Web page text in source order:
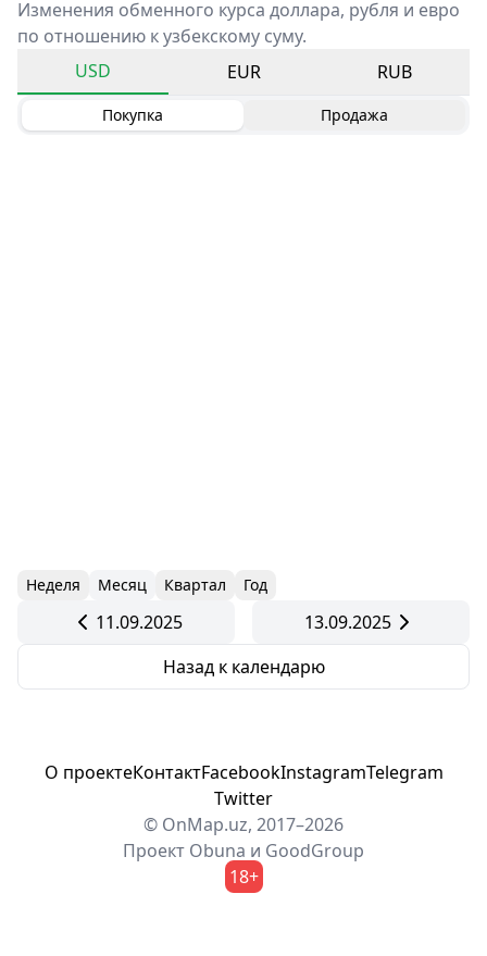
Изменения обменного курса доллара, рубля и евро
по отношению к узбекскому суму.
USD
EUR RUB
Покупка Продажа
Неделя Месяц Квартал Год
11.09.2025
13.09.2025
Назад к календарю
О проектеКонтактFacebookInstagramTelegram
Twitter
© OnMap.uz, 2017–2026
Проект Obuna и GoodGroup
18+